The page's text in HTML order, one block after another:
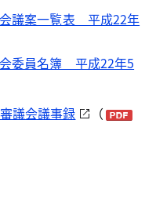
議案一覧表 平成22年
委員名簿 平成22年5
議会議事録
（